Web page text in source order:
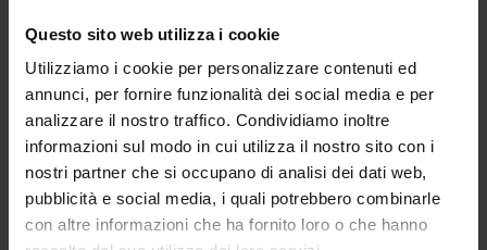
Questo sito web utilizza i cookie
Utilizziamo i cookie per personalizzare contenuti ed
annunci, per fornire funzionalità dei social media e per
analizzare il nostro traffico. Condividiamo inoltre
informazioni sul modo in cui utilizza il nostro sito con i
nostri partner che si occupano di analisi dei dati web,
pubblicità e social media, i quali potrebbero combinarle
con altre informazioni che ha fornito loro o che hanno
macchine utensili siano essi centri di lavoro, pantografi,
Padiglione: Pad. 16Stand: E43
Aggiungi ai preferiti
Vai alla scheda